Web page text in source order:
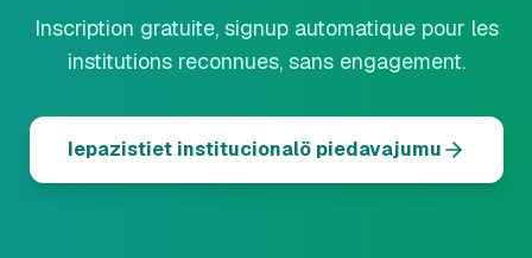
Inscription gratuite, signup automatique pour les
institutions reconnues, sans engagement.
Iepazistiet institucionalö piedavajumu